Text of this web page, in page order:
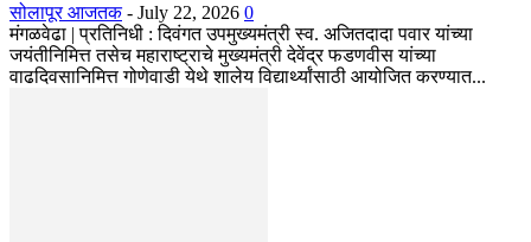
सोलापूर आजतक - July 22, 2026 0
मंगळवेढा | प्रतिनिधी : दिवंगत उपमुख्यमंत्री स्व. अजितदादा पवार यांच्या
जयंतीनिमित्त तसेच महाराष्ट्राचे मुख्यमंत्री देवेंद्र फडणवीस यांच्या
वाढदिवसानिमित्त गोणेवाडी येथे शालेय विद्यार्थ्यांसाठी आयोजित करण्यात...